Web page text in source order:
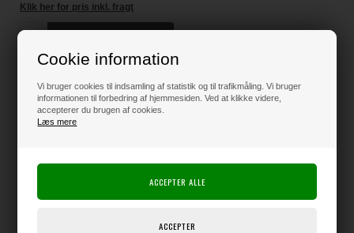
Cookie information
Vi bruger cookies til indsamling af statistik og til trafikmåling. Vi bruger
informationen til forbedring af hjemmesiden. Ved at klikke videre,
accepterer du brugen af cookies.
Læs mere
Klik her for pris inkl. fragt
Producent:Nuvo
Tilføj smukke 3D-effekter til dine projekter i form af disse flydende "perler",